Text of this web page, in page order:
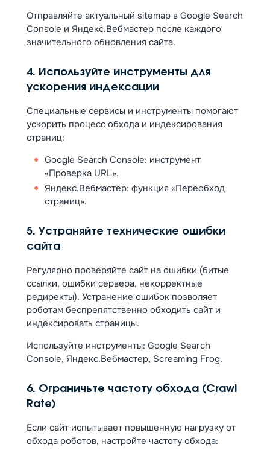
Отправляйте актуальный sitemap в Google Search
Console и Яндекс.Вебмастер после каждого
значительного обновления сайта.
4. Используйте инструменты для
ускорения индексации
Специальные сервисы и инструменты помогают
ускорить процесс обхода и индексирования
страниц:
Google Search Console: инструмент
«Проверка URL».
Яндекс.Вебмастер: функция «Переобход
страниц».
5. Устраняйте технические ошибки
сайта
Регулярно проверяйте сайт на ошибки (битые
ссылки, ошибки сервера, некорректные
редиректы). Устранение ошибок позволяет
роботам беспрепятственно обходить сайт и
индексировать страницы.
Используйте инструменты: Google Search
Console, Яндекс.Вебмастер, Screaming Frog.
6. Ограничьте частоту обхода (Crawl
Rate)
Если сайт испытывает повышенную нагрузку от
обхода роботов, настройте частоту обхода: